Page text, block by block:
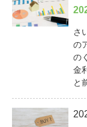
さ
の
の
金
と